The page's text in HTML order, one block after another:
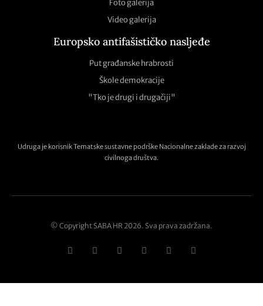
Foto galerija
Video galerija
Europsko antifašističko nasljeđe
Put građanske hrabrosti
Škole demokracije
"Tko je drugi i drugačiji"
Udruga je korisnik Tematske sustavne podrške Nacionalne zaklade za razvoj
civilnoga društva.
© Copyright SABA HR 2026. Sva prava zadržana.